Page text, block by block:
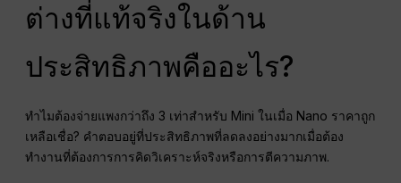
ต่างที่แท้จริงในด้าน
ประสิทธิภาพคืออะไร?
ทำไมต้องจ่ายแพงกว่าถึง 3 เท่าสำหรับ Mini ในเมื่อ Nano ราคาถูก
เหลือเชื่อ? คำตอบอยู่ที่ประสิทธิภาพที่ลดลงอย่างมากเมื่อต้อง
ทำงานที่ต้องการการคิดวิเคราะห์จริงหรือการตีความภาพ.